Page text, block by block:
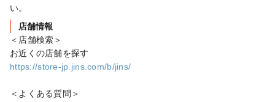
い。
店舗情報
＜店舗検索＞
https://store-jp.jins.com/b/jins/
＜よくある質問＞